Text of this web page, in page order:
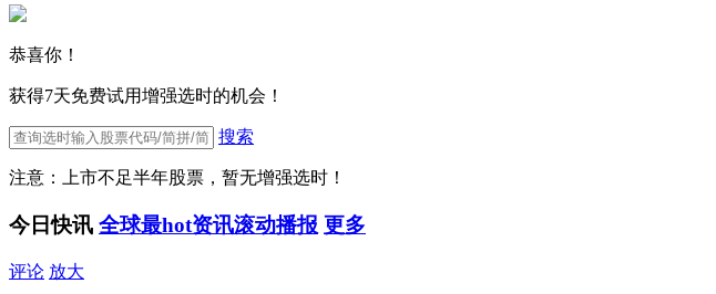
恭喜你！
获得7天免费试用增强选时的机会！
搜索
注意：上市不足半年股票，暂无增强选时！
今日快讯 全球最hot资讯滚动播报 更多
评论 放大